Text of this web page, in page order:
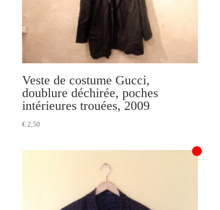
Veste de costume Gucci,
doublure déchirée, poches
intérieures trouées, 2009
€2,50